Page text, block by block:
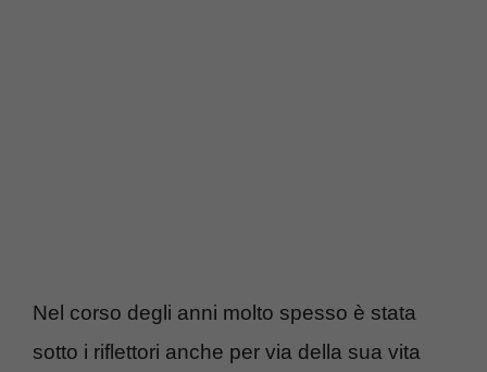
Nel corso degli anni molto spesso è stata
sotto i riflettori anche per via della sua vita